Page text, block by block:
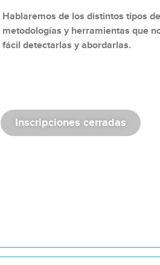
Hablaremos de los distintos tipos
metodologías y herramientas que
fácil detectarlas y abordarlas.
Inscripciones cerradas